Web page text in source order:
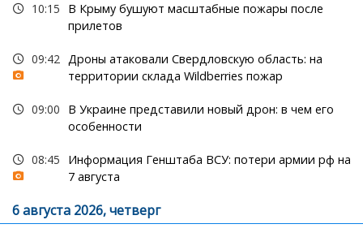
10:15
В Крыму бушуют масштабные пожары после
прилетов
09:42 Дроны атаковали Свердловскую область: на
территории склада Wildberries пожар
09:00
В Украине представили новый дрон: в чем его
особенности
08:45
Информация Генштаба ВСУ: потери армии рф на
7 августа
6 августа 2026, четверг